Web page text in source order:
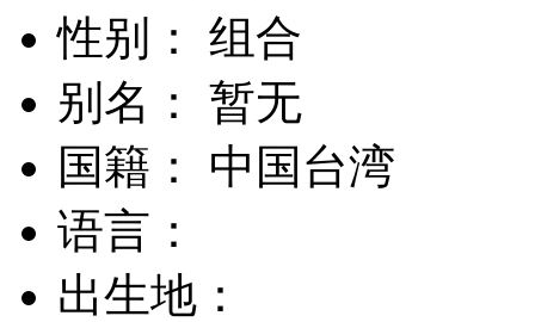
性别： 组合
别名： 暂无
国籍： 中国台湾
语言：
出生地：